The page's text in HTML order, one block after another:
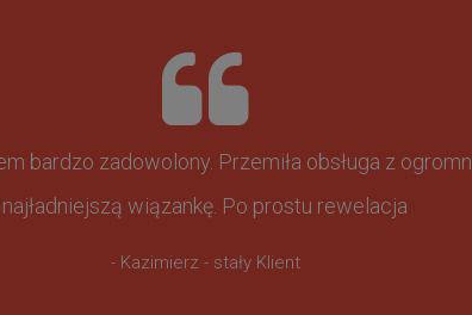
bardzo zadowolony. Przemiła obsługa z
najładniejszą wiązankę. Po prostu rewelacja
- Kazimierz - stały Klient